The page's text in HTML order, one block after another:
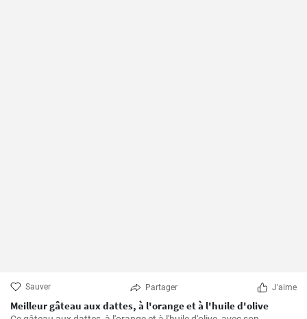
Sauver Partager J'aime
Meilleur gâteau aux dattes, à l'orange et à l'huile d'olive